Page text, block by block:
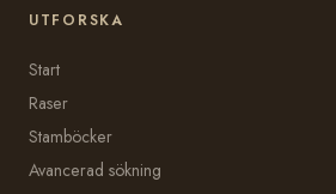
UTFORSKA
Start
Raser
Stamböcker
Avancerad sökning